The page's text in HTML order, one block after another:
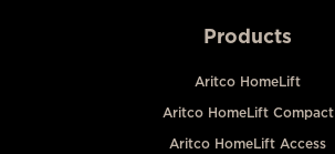
Products
Aritco HomeLift
Aritco HomeLift Compact
Aritco HomeLift Access